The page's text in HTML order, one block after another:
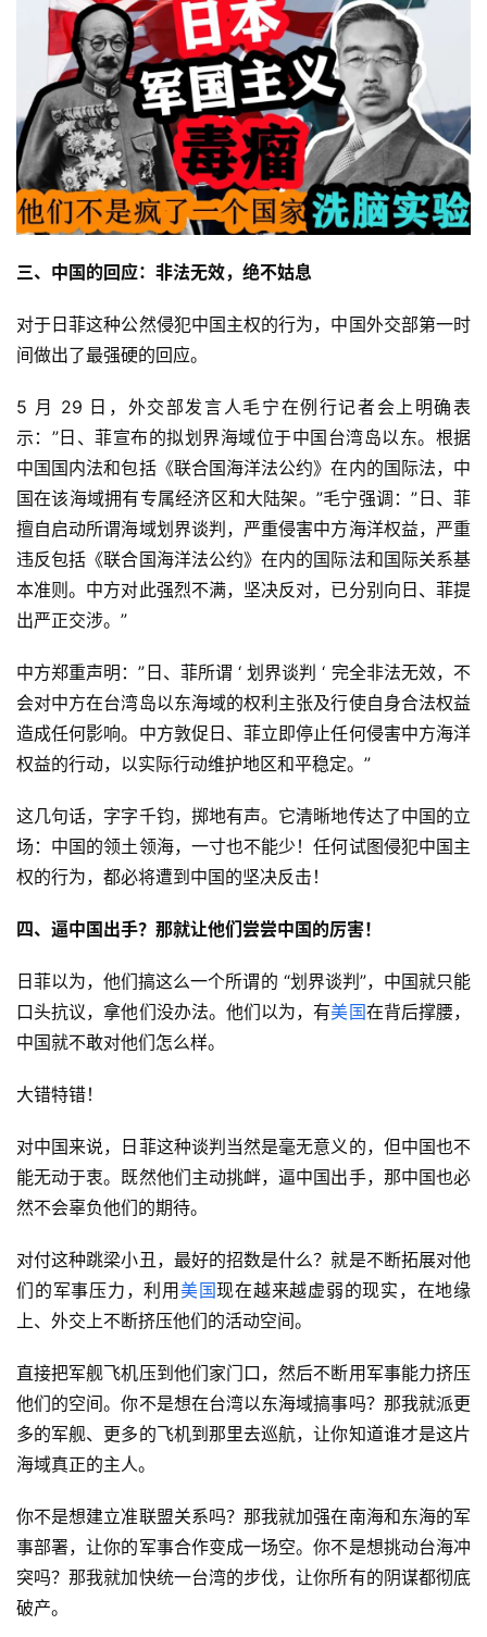
三、中国的回应：非法无效，绝不姑息
对于日菲这种公然侵犯中国主权的行为，中国外交部第一时
间做出了最强硬的回应。
5 月 29 日，外交部发言人毛宁在例行记者会上明确表
示：”日、菲宣布的拟划界海域位于中国台湾岛以东。根据
中国国内法和包括《联合国海洋法公约》在内的国际法，中
国在该海域拥有专属经济区和大陆架。”毛宁强调：”日、菲
擅自启动所谓海域划界谈判，严重侵害中方海洋权益，严重
违反包括《联合国海洋法公约》在内的国际法和国际关系基
本准则。中方对此强烈不满，坚决反对，已分别向日、菲提
出严正交涉。”
中方郑重声明：”日、菲所谓 ‘ 划界谈判 ‘ 完全非法无效，不
会对中方在台湾岛以东海域的权利主张及行使自身合法权益
造成任何影响。中方敦促日、菲立即停止任何侵害中方海洋
权益的行动，以实际行动维护地区和平稳定。”
这几句话，字字千钧，掷地有声。它清晰地传达了中国的立
场：中国的领土领海，一寸也不能少！任何试图侵犯中国主
权的行为，都必将遭到中国的坚决反击！
四、逼中国出手？那就让他们尝尝中国的厉害！
日菲以为，他们搞这么一个所谓的 “划界谈判”，中国就只能
口头抗议，拿他们没办法。他们以为，有美国在背后撑腰，
中国就不敢对他们怎么样。
大错特错！
对中国来说，日菲这种谈判当然是毫无意义的，但中国也不
能无动于衷。既然他们主动挑衅，逼中国出手，那中国也必
然不会辜负他们的期待。
对付这种跳梁小丑，最好的招数是什么？就是不断拓展对他
们的军事压力，利用美国现在越来越虚弱的现实，在地缘
上、外交上不断挤压他们的活动空间。
直接把军舰飞机压到他们家门口，然后不断用军事能力挤压
他们的空间。你不是想在台湾以东海域搞事吗？那我就派更
多的军舰、更多的飞机到那里去巡航，让你知道谁才是这片
海域真正的主人。
你不是想建立准联盟关系吗？那我就加强在南海和东海的军
事部署，让你的军事合作变成一场空。你不是想挑动台海冲
突吗？那我就加快统一台湾的步伐，让你所有的阴谋都彻底
破产。